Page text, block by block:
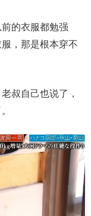
的衣服都勉强
，那是根本穿不
叔自己也说了，